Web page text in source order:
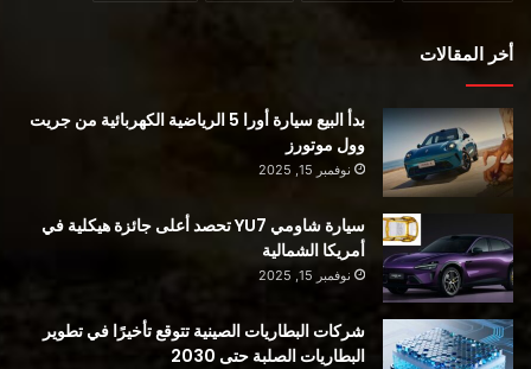
أخر المقالات
بدأ البيع سيارة أورا 5 الرياضية الكهربائية من جريت
وول موتورز
نوفمبر 15, 2025
سيارة شاومي YU7 تحصد أعلى جائزة هيكلية في
أمريكا الشمالية
نوفمبر 15, 2025
شركات البطاريات الصينية تتوقع تأخيرًا في تطوير
البطاريات الصلبة حتى 2030